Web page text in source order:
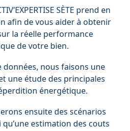
SÈTE prend en
afin de vous aider à obtenir
la réelle performance
de votre bien.
données, nous faisons une
une étude des principales
énergétique.
ensuite des scénarios
estimation des couts